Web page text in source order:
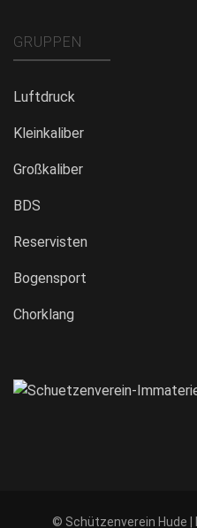
GRUPPEN
Luftdruck
Kleinkaliber
Großkaliber
BDS
Reservisten
Bogensport
Chorklang
© Schützenverein Hude |